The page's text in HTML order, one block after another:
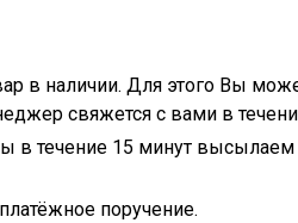
в наличии. Для этого Вы
свяжется с вами в
течение 15 минут высылаем
поручение.